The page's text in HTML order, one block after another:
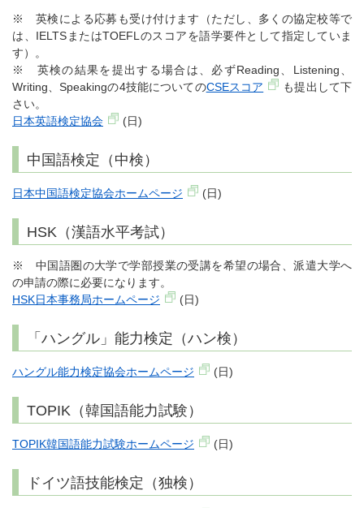
※ 英検による応募も受け付けます（ただし、多くの協定校等で
は、IELTSまたはTOEFLのスコアを語学要件として指定していま
す）。
※ 英検の結果を提出する場合は、必ずReading、Listening、
Writing、Speakingの4技能についてのCSEスコア
も提出して下
さい。
日本英語検定協会
(日)
中国語検定（中検）
日本中国語検定協会ホームページ (日)
HSK（漢語水平考試）
※ 中国語圏の大学で学部授業の受講を希望の場合、派遣大学へ
の申請の際に必要になります。
HSK日本事務局ホームページ
(日)
「ハングル」能力検定（ハン検）
ハングル能力検定協会ホームページ (日)
TOPIK（韓国語能力試験）
TOPIK韓国語能力試験ホームページ (日)
ドイツ語技能検定（独検）